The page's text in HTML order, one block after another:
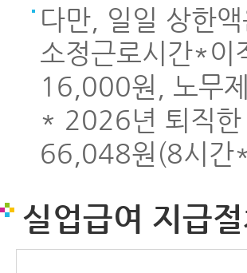
다만, 일일 상한
소정근로시간*
16,000원, 노무
* 2026년 퇴직한
66,048원(8시
실업급여 지급